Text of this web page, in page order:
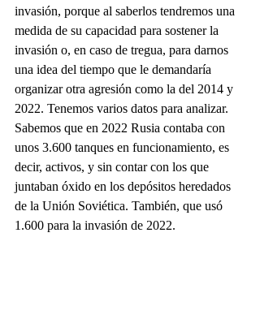
invasión, porque al saberlos tendremos una
medida de su capacidad para sostener la
invasión o, en caso de tregua, para darnos
una idea del tiempo que le demandaría
organizar otra agresión como la del 2014 y
2022. Tenemos varios datos para analizar.
Sabemos que en 2022 Rusia contaba con
unos 3.600 tanques en funcionamiento, es
decir, activos, y sin contar con los que
juntaban óxido en los depósitos heredados
de la Unión Soviética. También, que usó
1.600 para la invasión de 2022.